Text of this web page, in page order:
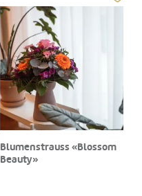
Blumenstrauss «Blossom
Beauty»